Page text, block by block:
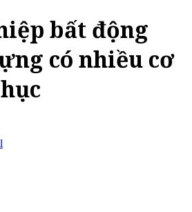
bất động
có nhiều cơ